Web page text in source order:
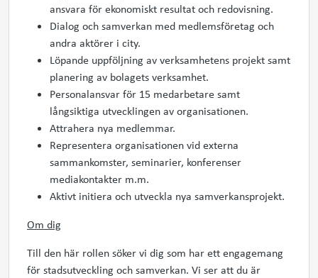
ansvara för ekonomiskt resultat och redovisning.
Dialog och samverkan med medlemsföretag och
andra aktörer i city.
Löpande uppföljning av verksamhetens projekt samt
planering av bolagets verksamhet.
Personalansvar för 15 medarbetare samt
långsiktiga utvecklingen av organisationen.
Attrahera nya medlemmar.
Representera organisationen vid externa
sammankomster, seminarier, konferenser
mediakontakter m.m.
Aktivt initiera och utveckla nya samverkansprojekt.
Om dig
Till den här rollen söker vi dig som har ett engagemang
för stadsutveckling och samverkan. Vi ser att du är